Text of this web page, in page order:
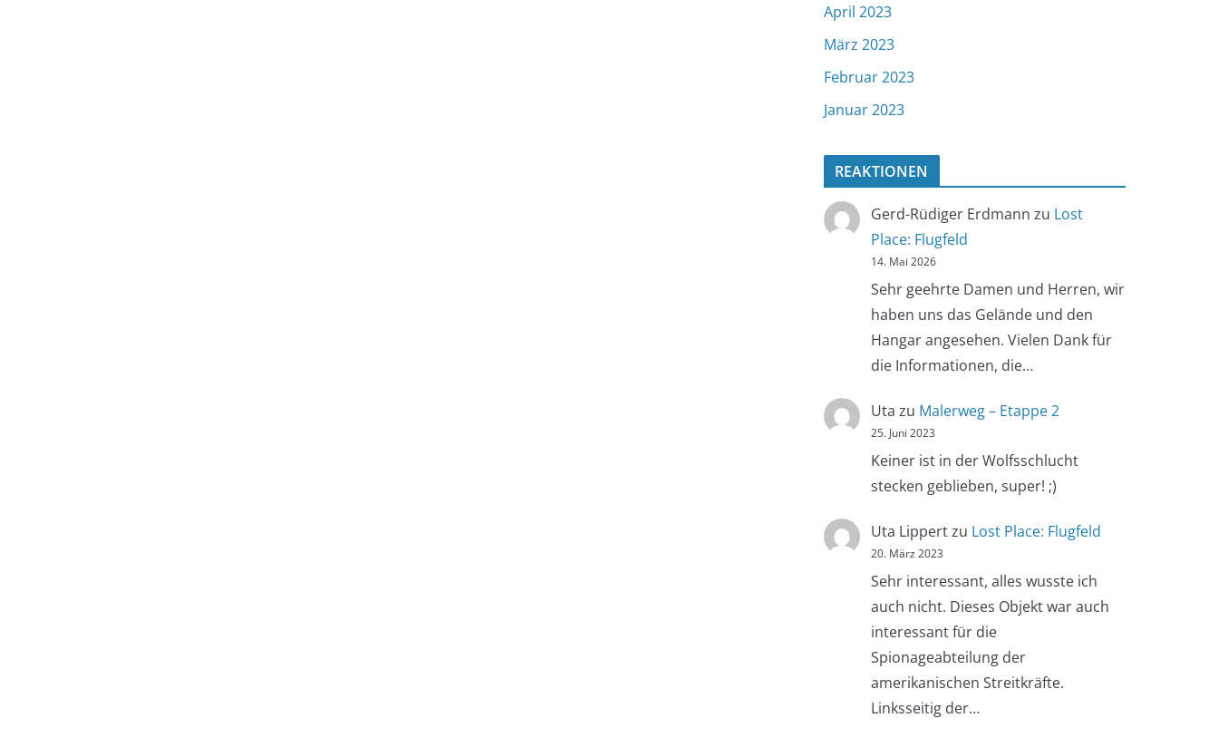
April 2023
März 2023
Februar 2023
Januar 2023
REAKTIONEN
Gerd-Rüdiger Erdmann zu Lost
Place: Flugfeld
14. Mai 2026
Sehr geehrte Damen und Herren, wir
haben uns das Gelände und den
Hangar angesehen. Vielen Dank für
die Informationen, die…
Uta zu Malerweg – Etappe 2
25. Juni 2023
Keiner ist in der Wolfsschlucht
stecken geblieben, super! ;)
Uta Lippertzu Lost Place: Flugfeld
20. März 2023
Sehr interessant, alles wusste ich
auch nicht. Dieses Objekt war auch
interessant für die
Spionageabteilung der
amerikanischen Streitkräfte.
Linksseitig der…